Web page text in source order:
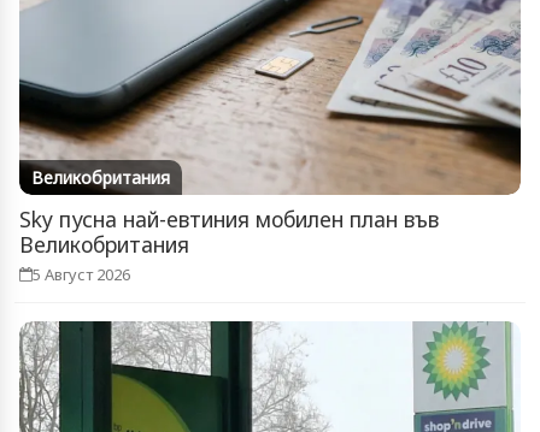
Великобритания
Sky пусна най-евтиния мобилен план във
Великобритания
5 Август 2026